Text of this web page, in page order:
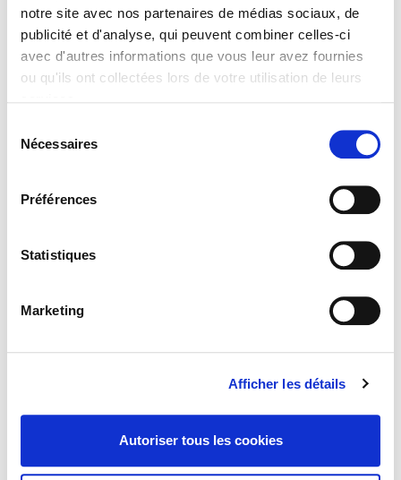
notre site avec nos partenaires de médias sociaux, de
publicité et d'analyse, qui peuvent combiner celles-ci
avec d'autres informations que vous leur avez fournies
ou qu'ils ont collectées lors de votre utilisation de leurs
Nécessaires
Préférences
Statistiques
Marketing
Afficher les détails
Autoriser tous les cookies
Statistiques (16)
Les cookies statistiques aident les propriétaires du site
visiteurs interagissent avec les sites web.
Nom
maxim
ale de
ation
comportement du
l'internaute à travers
marketing.
années
_ga_# Google
Utilisé pour envoyer
2